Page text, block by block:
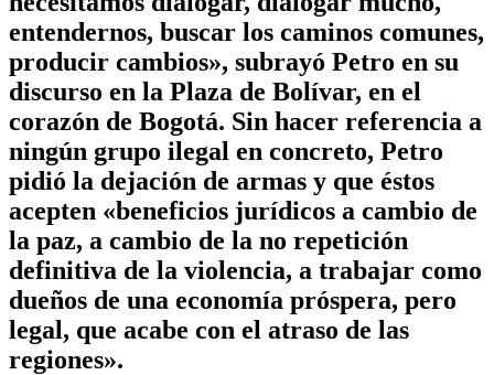
entendernos, buscar los caminos comunes,
producir cambios», subrayó Petro en su
discurso en la Plaza de Bolívar, en el
corazón de Bogotá. Sin hacer referencia a
ningún grupo ilegal en concreto, Petro
pidió la dejación de armas y que éstos
acepten «beneficios jurídicos a cambio de
la paz, a cambio de la no repetición
definitiva de la violencia, a trabajar como
dueños de una economía próspera, pero
legal, que acabe con el atraso de las
regiones».